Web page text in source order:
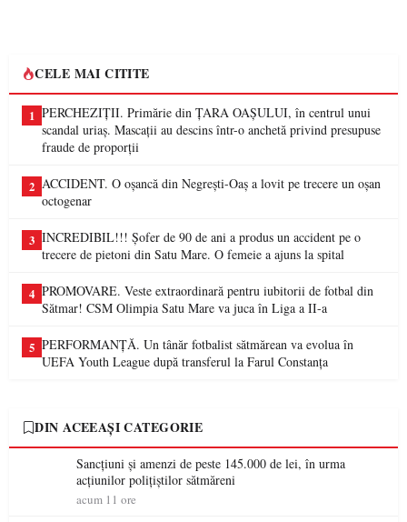
CELE MAI CITITE
1 PERCHEZIȚII. Primărie din ȚARA OAȘULUI, în centrul unui
scandal uriaș. Mascații au descins într-o anchetă privind presupuse
fraude de proporții
2 ACCIDENT. O oșancă din Negrești-Oaș a lovit pe trecere un oșan
octogenar
3 INCREDIBIL!!! Șofer de 90 de ani a produs un accident pe o
trecere de pietoni din Satu Mare. O femeie a ajuns la spital
4 PROMOVARE. Veste extraordinară pentru iubitorii de fotbal din
Sătmar! CSM Olimpia Satu Mare va juca în Liga a II-a
5 PERFORMANȚĂ. Un tânăr fotbalist sătmărean va evolua în
UEFA Youth League după transferul la Farul Constanța
DIN ACEEAȘI CATEGORIE
Sancțiuni și amenzi de peste 145.000 de lei, în urma
acțiunilor polițiștilor sătmăreni
acum 11 ore